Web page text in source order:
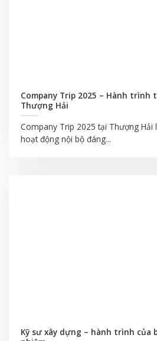
Company Trip 2025 – Hành trình
Thượng Hải
Company Trip 2025 tại Thượng
hoạt động nội bộ đáng...
Kỹ sư xây dựng – hành trình của